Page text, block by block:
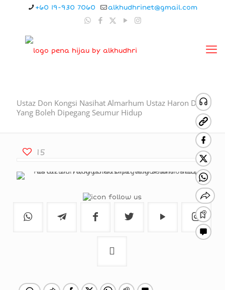
+60 19-930 7060 alkhudhrinet@gmail.com
Ustaz Don Kongsi Nasihat Almarhum Ustaz Haron Din
Yang Boleh Dipegang Seumur Hidup
15